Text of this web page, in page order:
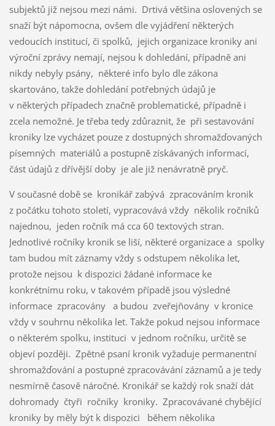
subjektů již nejsou mezi námi. Drtivá většina oslovených se
snaží být nápomocna, ovšem dle vyjádření některých
vedoucích institucí, či spolků, jejich organizace kroniky ani
výroční zprávy nemají, nejsou k dohledání, případně ani
nikdy nebyly psány, některé info bylo dle zákona
skartováno, takže dohledání potřebných údajů je
v některých případech značně problematické, případně i
zcela nemožné. Je třeba tedy zdůraznit, že při sestavování
kroniky lze vycházet pouze z dostupných shromažďovaných
písemných materiálů a postupně získávaných informací,
část údajů z dřívější doby je ale již nenávratně pryč.
V současné době se kronikář zabývá zpracováním kronik
z počátku tohoto století, vypracovává vždy několik ročníků
najednou, jeden ročník má cca 60 textových stran.
Jednotlivé ročníky kronik se liší, některé organizace a spolky
tam budou mít záznamy vždy s odstupem několika let,
protože nejsou k dispozici žádané informace ke
konkrétnímu roku, v takovém případě jsou výsledné
informace zpracovány a budou zveřejňovány v kronice
vždy v souhrnu několika let. Takže pokud nejsou informace
o některém spolku, instituci v jednom ročníku, určitě se
objeví později. Zpětné psaní kronik vyžaduje permanentní
shromažďování a postupné zpracovávání záznamů a je tedy
nesmírně časově náročné. Kronikář se každý rok snaží dát
dohromady čtyři ročníky kroniky. Zpracovávané chybějící
kroniky by měly být k dispozici během několika